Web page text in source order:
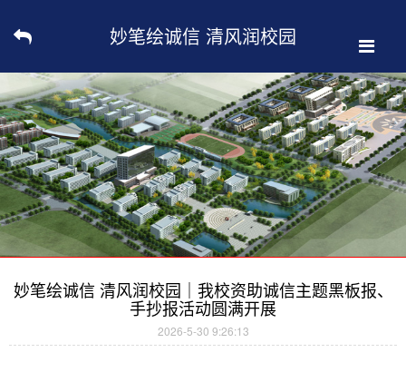
妙笔绘诚信 清风润校园
｜我校资助诚信主题黑板
报、手抄报活动圆满开展
妙笔绘诚信 清风润校园｜我校资助诚信主题黑板报、
手抄报活动圆满开展
2026-5-30 9:26:13